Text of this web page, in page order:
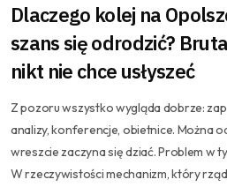
Dlaczego kolej na
szans się odrodzić?
nikt nie chce usłyszeć
Z pozoru wszystko wygląda dobrze:
analizy, konferencje, obietnice. Można
wreszcie zaczyna się dziać. Problem w
W rzeczywistości mechanizm, który